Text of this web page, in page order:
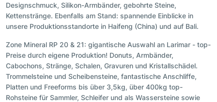
Designschmuck, Silikon-Armbänder, gebohrte Steine,
Kettenstränge. Ebenfalls am Stand: spannende Einblicke in
unsere Produktionsstandorte in Haifeng (China) und auf Bali.
Zone Mineral RP 20 & 21: gigantische Auswahl an Larimar - top-
Preise durch eigene Produktion! Donuts, Armbänder,
Cabochons, Stränge, Schalen, Gravuren und Kristallschädel.
Trommelsteine und Scheibensteine, fantastische Anschliffe,
Platten und Freeforms bis über 3,5kg, über 400kg top-
Rohsteine für Sammler, Schleifer und als Wassersteine sowie